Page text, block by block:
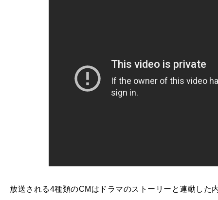
放送される4種類のCMはドラマのストーリーと連動した